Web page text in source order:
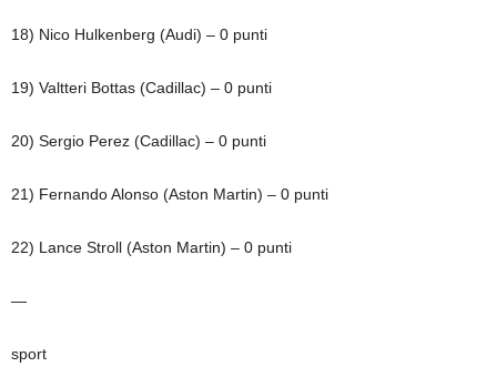
18) Nico Hulkenberg (Audi) – 0 punti
19) Valtteri Bottas (Cadillac) – 0 punti
20) Sergio Perez (Cadillac) – 0 punti
21) Fernando Alonso (Aston Martin) – 0 punti
22) Lance Stroll (Aston Martin) – 0 punti
—
sport